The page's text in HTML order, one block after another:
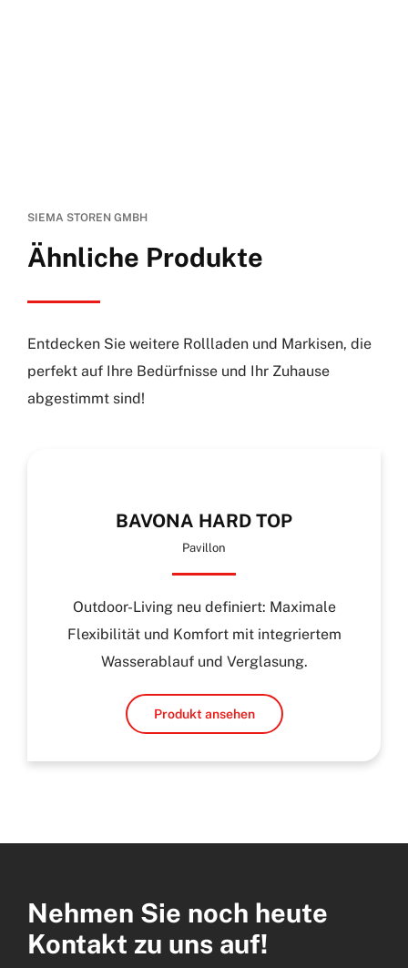
SIEMA STOREN GMBH
Ähnliche Produkte
Entdecken Sie weitere Rollladen und Markisen, die
perfekt auf Ihre Bedürfnisse und Ihr Zuhause
abgestimmt sind!
BAVONA HARD TOP
Pavillon
Outdoor-Living neu definiert: Maximale
Flexibilität und Komfort mit integriertem
Wasserablauf und Verglasung.
Produkt ansehen
Nehmen Sie noch heute
Kontakt zu uns auf!